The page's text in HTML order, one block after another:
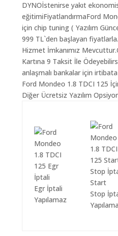
DYNOİstenirse yakıt
eğitimiFiyatlandırmaFord
için chip tuning ( Yazılım
999 TL`den başlayan
Hizmet İmkanımız
Kartına 9 Taksit İle
anlaşmalı bankalar için
Ford Mondeo 1.8 TDCI 125
Diğer Ücretsiz Yazılım
Egr İptali
Yapılamaz
Start
Stop